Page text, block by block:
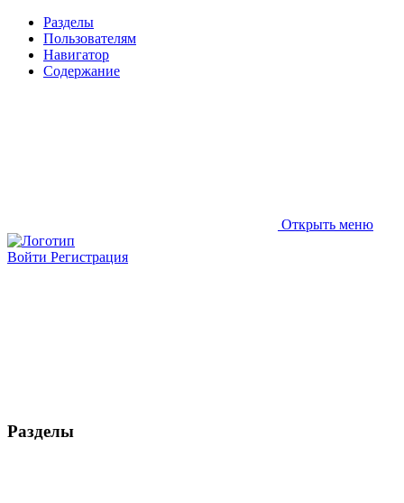
Разделы
Пользователям
Навигатор
Содержание
Открыть меню
Войти Регистрация
Разделы